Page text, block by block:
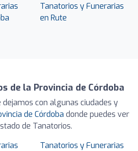
Tanatorios y Funerarias
en Rute
de la Provincia de Córdoba
con algunas ciudades y
de Córdoba donde puedes ver
de Tanatorios.
Tanatorios y Funerarias